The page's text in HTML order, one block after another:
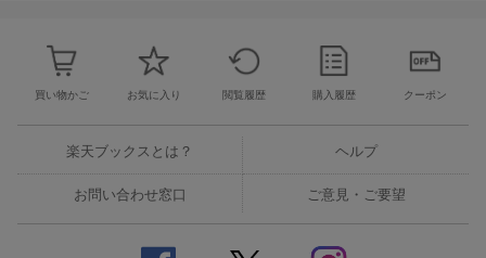
買い物かご お気に入り 閲覧履歴 購入履歴 クーポン
楽天ブックスとは？ ヘルプ
お問い合わせ窓口 ご意見・ご要望